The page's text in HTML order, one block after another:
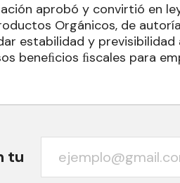
aprobó y convirtió en
Orgánicos, de
estabilidad y
beneﬁcios ﬁscales para
tu